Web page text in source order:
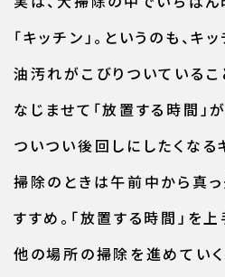
「キッチン」。というのも、
油汚れがこびりついている
なじませて「放置する時間」
ついつい後回しにしたくなる
掃除のときは午前中から真
すすめ。「放置する時間」を
他の場所の掃除を進めてい